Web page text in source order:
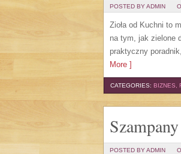
POSTED BY ADMIN
Zioła od Kuchni to
na tym, jak zielone
praktyczny
More ]
CATEGORIES: BIZNES,
POSTED BY ADMIN